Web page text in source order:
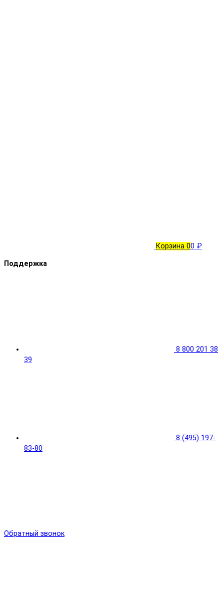
Корзина 00 ₽
Поддержка
8 800 201 38
39
8 (495) 197-
83-80
Обратный звонок